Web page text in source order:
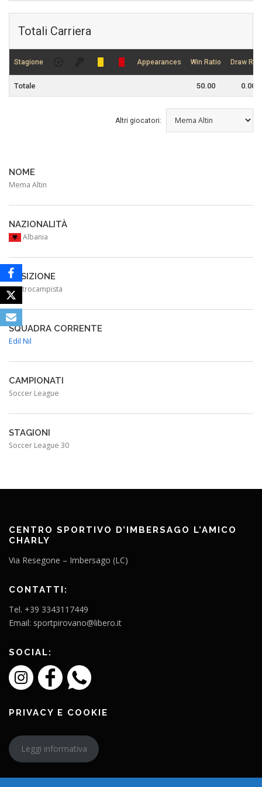
Totali Carriera
Stagione Appearances Win Ratio Draw
Totale 50.00 0.00
Altri giocatori:
NOME
Mema Altin
NAZIONALITÀ
Albania
POSIZIONE
Centrocampista
SQUADRA CORRENTE
Edil Nil
CAMPIONATI
Soccer League
STAGIONI
Soccer League 30
CENTRO SPORTIVO D’IMBERSAGO L’AMICO
CHARLY
Via Resegone – Imbersago (LC)
CONTATTI:
Tel. +39 3343117449
Email: sportpirovano@libero.it
SOCIAL:
PRIVACY E COOKIE
Leggi informativa